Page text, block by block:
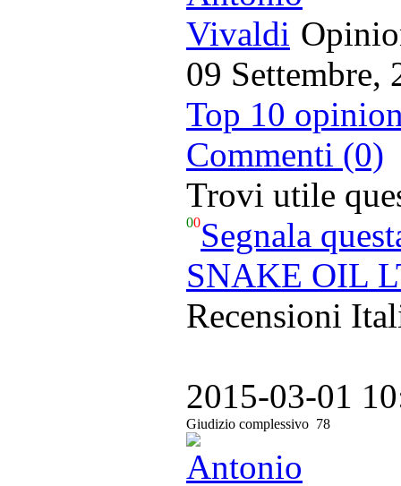
09 Settembre,
Top 10
Commenti (0)
Trovi utile
00Segnala
SNAKE OIL
Recensioni
2015-03-01
Giudizio complessivo 78